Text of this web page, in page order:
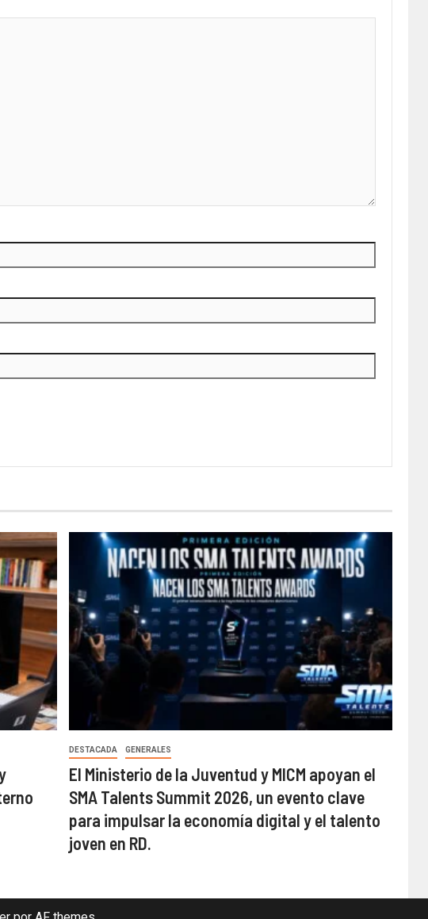
DESTACADA GENERALES
El Ministerio de la Juventud y MICM apoyan el
SMA Talents Summit 2026, un evento clave
para impulsar la economía digital y el talento
joven en RD.